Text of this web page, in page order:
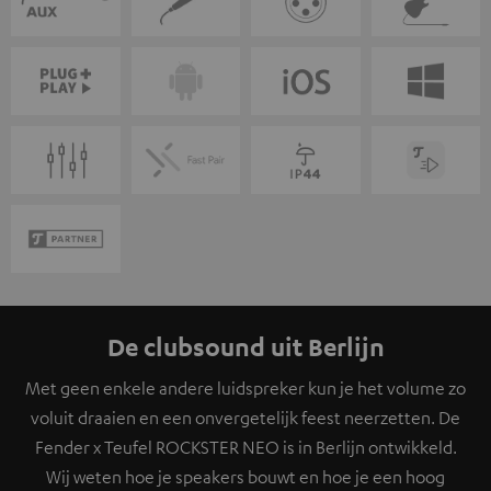
De clubsound uit Berlijn
Met geen enkele andere luidspreker kun je het volume zo
voluit draaien en een onvergetelijk feest neerzetten. De
Fender x Teufel ROCKSTER NEO is in Berlijn ontwikkeld.
Wij weten hoe je speakers bouwt en hoe je een hoog